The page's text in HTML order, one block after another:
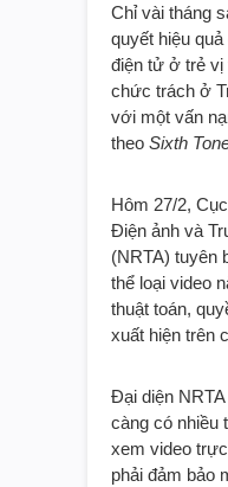
Chỉ vài tháng
quyết hiệu
điện tử ở trẻ vị
chức trách ở
với một vấn
theo Sixth
Hôm 27/2,
Điện ảnh và
(NRTA) tuyên
thể loại video
thuật toán,
xuất hiện trên
Đại diện
càng có nhiều
xem video
phải đảm bảo